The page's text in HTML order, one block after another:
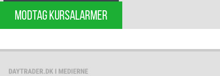
MODTAG KURSALARMER